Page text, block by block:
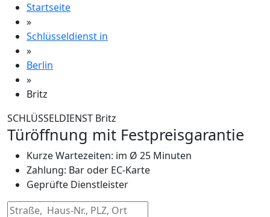
Startseite
»
Schlüsseldienst in
»
Berlin
»
Britz
SCHLÜSSELDIENST Britz
Türöffnung mit Festpreisgarantie
Kurze Wartezeiten: im Ø 25 Minuten
Zahlung: Bar oder EC-Karte
Geprüfte Dienstleister